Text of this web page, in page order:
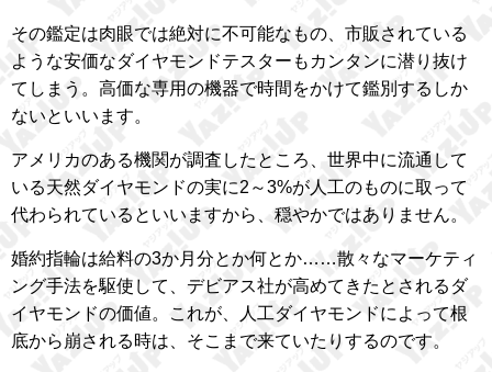
その鑑定は肉眼では絶対に不可能なもの、市販されている
ような安価なダイヤモンドテスターもカンタンに潜り抜け
てしまう。高価な専用の機器で時間をかけて鑑別するしか
ないといいます。
アメリカのある機関が調査したところ、世界中に流通して
いる天然ダイヤモンドの実に2～3%が人工のものに取って
代わられているといいますから、穏やかではありません。
婚約指輪は給料の3か月分とか何とか……散々なマーケティ
ング手法を駆使して、デビアス社が高めてきたとされるダ
イヤモンドの価値。これが、人工ダイヤモンドによって根
底から崩される時は、そこまで来ていたりするのです。